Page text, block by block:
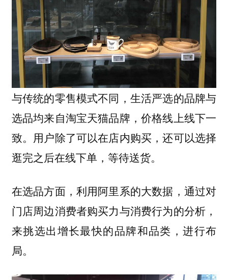
与传统的零售模式不同，生活严选的品牌与
选品均来自淘宝天猫品牌，价格线上线下一
致。用户除了可以在店内购买，还可以选择
逛完之后在线下单，等待送货。
在选品方面，利用阿里系的大数据，通过对
门店周边消费者购买力与消费行为的分析，
来挑选出增长最快的品牌和品类，进行布
局。